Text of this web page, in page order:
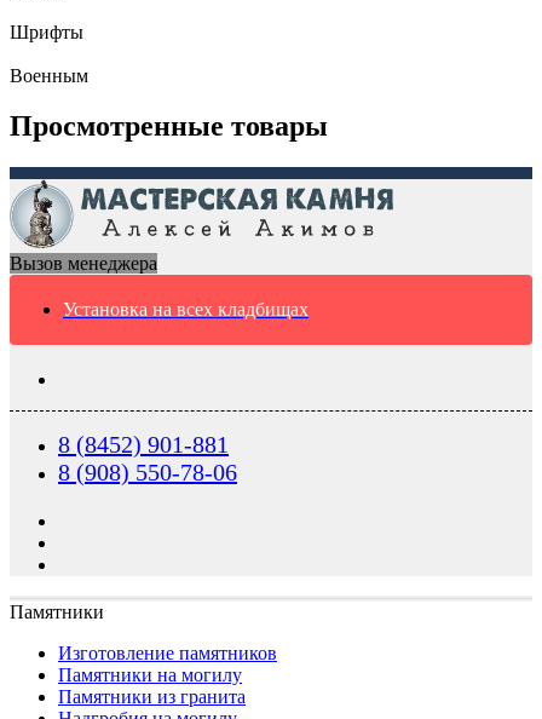
Шрифты
Военным
Просмотренные товары
Вызов менеджера
Установка на всех кладбищах
8 (8452) 901-881
8 (908) 550-78-06
Памятники
Изготовление памятников
Памятники на могилу
Памятники из гранита